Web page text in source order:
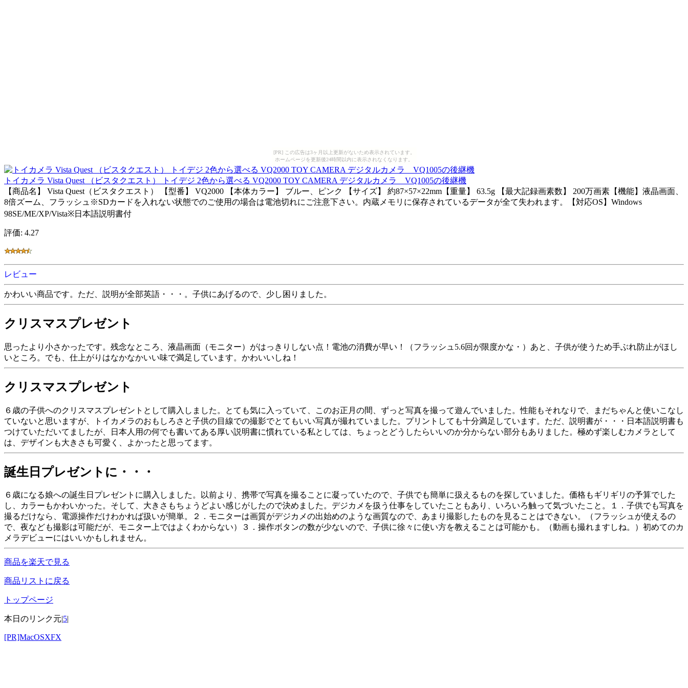
[PR] この広告は3ヶ月以上更新がないため表示されています。
ホームページを更新後24時間以内に表示されなくなります。
トイカメラ Vista Quest （ビスタクエスト） トイデジ 2色から選べる VQ2000 TOY CAMERA デジタルカメラ VQ1005の後継機
【商品名】 Vista Quest（ビスタクエスト） 【型番】 VQ2000 【本体カラー】 ブルー、ピンク 【サイズ】 約87×57×22mm【重量】 63.5g 【最大記録画素数】 200万画素【機能】液晶画面、
8倍ズーム、フラッシュ※SDカードを入れない状態でのご使用の場合は電池切れにご注意下さい。内蔵メモリに保存されているデータが全て失われます。【対応OS】Windows
98SE/ME/XP/Vista※日本語説明書付
評価: 4.27
レビュー
かわいい商品です。ただ、説明が全部英語・・・。子供にあげるので、少し困りました。
クリスマスプレゼント
思ったより小さかったです。残念なところ、液晶画面（モニター）がはっきりしない点！電池の消費が早い！（フラッシュ5.6回が限度かな・）あと、子供が使うため手ぶれ防止がほし
いところ。でも、仕上がりはなかなかいい味で満足しています。かわいいしね！
クリスマスプレゼント
６歳の子供へのクリスマスプレゼントとして購入しました。とても気に入っていて、このお正月の間、ずっと写真を撮って遊んでいました。性能もそれなりで、まだちゃんと使いこなし
ていないと思いますが、トイカメラのおもしろさと子供の目線での撮影でとてもいい写真が撮れていました。プリントしても十分満足しています。ただ、説明書が・・・日本語説明書も
つけていただいてましたが、日本人用の何でも書いてある厚い説明書に慣れている私としては、ちょっとどうしたらいいのか分からない部分もありました。極めず楽しむカメラとして
は、デザインも大きさも可愛く、よかったと思ってます。
誕生日プレゼントに・・・
６歳になる娘への誕生日プレゼントに購入しました。以前より、携帯で写真を撮ることに凝っていたので、子供でも簡単に扱えるものを探していました。価格もギリギリの予算でした
し、カラーもかわいかった。そして、大きさもちょうどよい感じがしたので決めました。デジカメを扱う仕事をしていたこともあり、いろいろ触って気づいたこと。１．子供でも写真を
撮るだけなら、電源操作だけわかれば扱いが簡単。２．モニターは画質がデジカメの出始めのような画質なので、あまり撮影したものを見ることはできない。（フラッシュが使えるの
で、夜なども撮影は可能だが、モニター上ではよくわからない）３．操作ボタンの数が少ないので、子供に徐々に使い方を教えることは可能かも。（動画も撮れますしね。）初めてのカ
メラデビューにはいいかもしれません。
商品を楽天で見る
商品リストに戻る
トップページ
本日のリンク元|5|
[PR]MacOSXFX